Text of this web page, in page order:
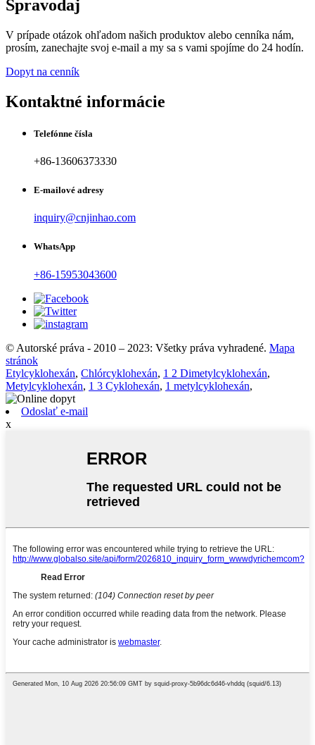
Spravodaj
V prípade otázok ohľadom našich produktov alebo cenníka nám,
prosím, zanechajte svoj e-mail a my sa s vami spojíme do 24 hodín.
Dopyt na cenník
Kontaktné informácie
Telefónne čísla
+86-13606373330
E-mailové adresy
inquiry@cnjinhao.com
WhatsApp
+86-15953043600
© Autorské práva - 2010 – 2023: Všetky práva vyhradené. Mapa
stránok
Etylcyklohexán, Chlórcyklohexán, 1 2 Dimetylcyklohexán,
Metylcyklohexán, 1 3 Cyklohexán, 1 metylcyklohexán,
Odoslať e-mail
x